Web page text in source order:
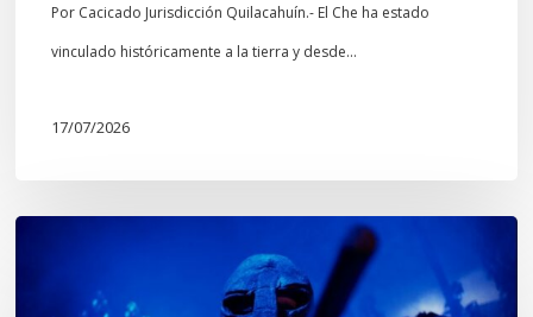
culturales
Mapuche»
Por Cacicado Jurisdicción Quilacahuín.- El Che ha estado
vinculado históricamente a la tierra y desde…
17/07/2026